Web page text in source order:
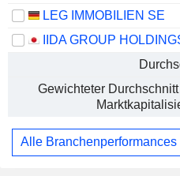
LEG IMMOBILIEN SE
Gewichteter
Alle Branchenperformances